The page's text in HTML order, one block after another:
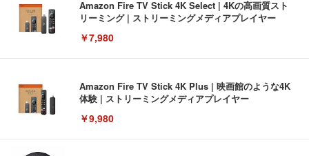
Amazon Fire TV Stick 4K Select | 4Kの高画質スト
リーミング | ストリーミングメディアプレイヤー
￥7,980
Amazon Fire TV Stick 4K Plus | 映画館のような4K
体験 | ストリーミングメディアプレイヤー
￥9,980